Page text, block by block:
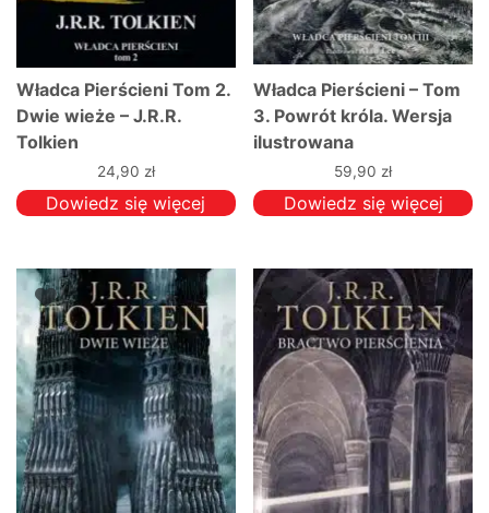
Władca Pierścieni Tom 2.
Dwie wieże – J.R.R.
Tolkien
24,90 zł
Dowiedz się więcej
Władca Pierścieni – Tom
3. Powrót króla. Wersja
ilustrowana
59,90 zł
Dowiedz się więcej